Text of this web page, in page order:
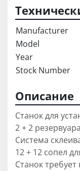
Manufacturer
Model
Year
Stock Number
Описание
Станок для
2 + 2
Система
12 + 12 сопел
Станок